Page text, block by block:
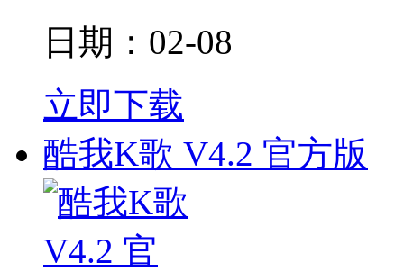
日期：02-08
立即下载
酷我K歌 V4.2 官方版